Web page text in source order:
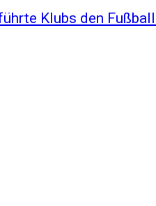
Klubs den